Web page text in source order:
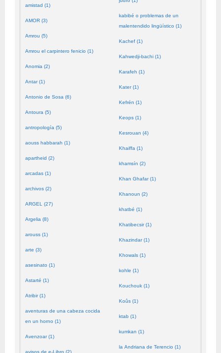
amistad (1)
AMOR (3)
Amrou (5)
Amrou el carpintero fenicio (1)
Anomia (2)
Antar (1)
Antonio de Sosa (6)
Antoura (5)
antropología (5)
aouss habbarah (1)
apartheid (2)
arcadas (1)
archivos (2)
ARGEL (27)
Argelia (8)
arouss (1)
arte (3)
asesinato (1)
Astarté (1)
Atribir (1)
aventuras de una cabeza cocida
en un horno (1)
Avenzoar (1)
avisos de e-Libro (2)
kabibé o problemas de un
malentendido lingüístico (1)
Kachef (1)
Kahwedji-bachi (1)
Karafeh (1)
Kater (1)
Kefrén (1)
Keops (1)
Kesrouan (4)
Khaiffa (1)
khamsín (2)
Khan Ghafar (1)
Khanoun (2)
khatbé (1)
Khatibecsir (1)
Khazindar (1)
Khowals (1)
kohle (1)
Kouchouk (1)
Koûs (1)
ktab (1)
kumkan (1)
la Andriana de Terencio (1)